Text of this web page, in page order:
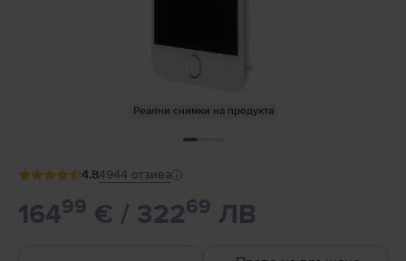
Реални снимки на продукта
4.84944 отзива
16499 € / 32269 ЛВ